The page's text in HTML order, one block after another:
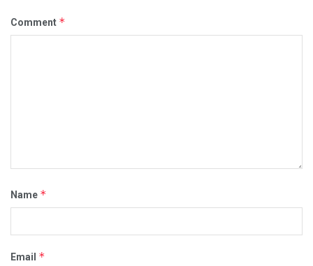
Comment *
Name *
Email *